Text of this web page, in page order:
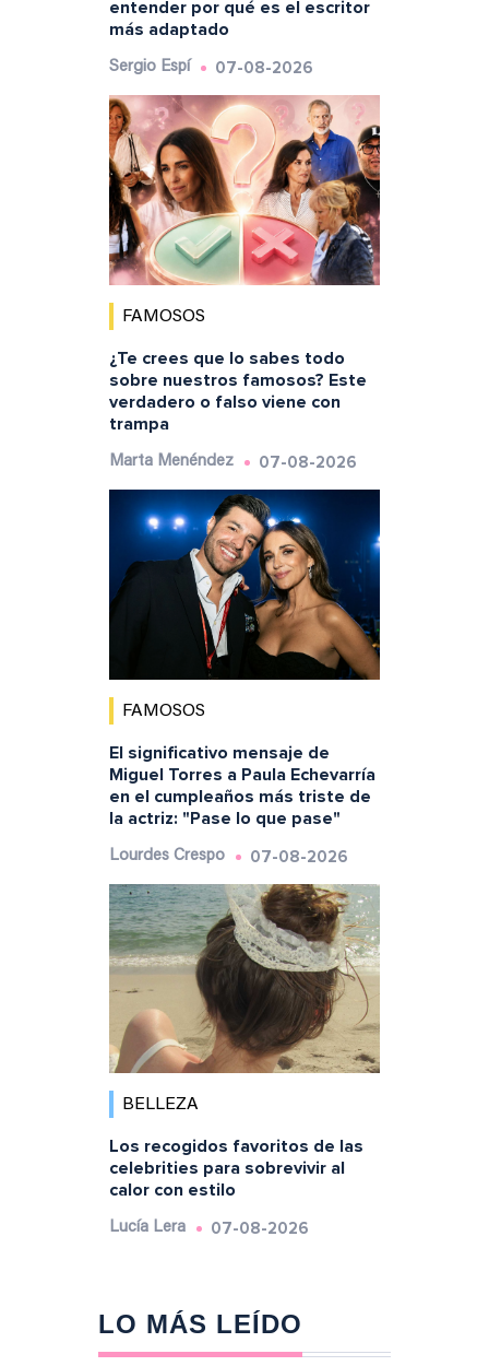
entender por qué es el escritor
más adaptado
Sergio Espí 07-08-2026
FAMOSOS
¿Te crees que lo sabes todo
sobre nuestros famosos? Este
verdadero o falso viene con
trampa
Marta Menéndez 07-08-2026
FAMOSOS
El significativo mensaje de
Miguel Torres a Paula Echevarría
en el cumpleaños más triste de
la actriz: "Pase lo que pase"
Lourdes Crespo 07-08-2026
BELLEZA
Los recogidos favoritos de las
celebrities para sobrevivir al
calor con estilo
Lucía Lera 07-08-2026
LO MÁS LEÍDO